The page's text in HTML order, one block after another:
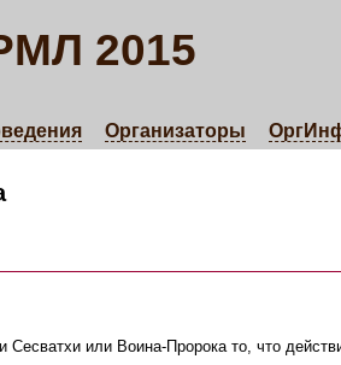
2015
Организаторы
или Воина-Пророка то, что